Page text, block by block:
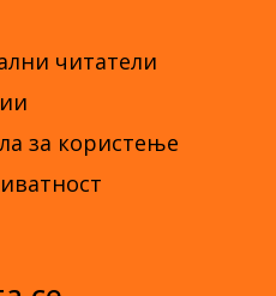
читатели
за користење